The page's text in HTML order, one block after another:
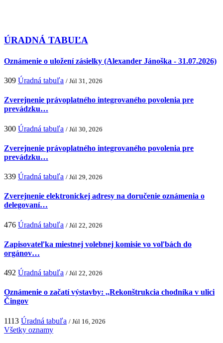
ÚRADNÁ TABUĽA
Oznámenie o uložení zásielky (Alexander Jánoška - 31.07.2026)
309 Úradná tabuľa / Júl 31, 2026
Zverejnenie právoplatného integrovaného povolenia pre
prevádzku…
300 Úradná tabuľa / Júl 30, 2026
Zverejnenie právoplatného integrovaného povolenia pre
prevádzku…
339 Úradná tabuľa / Júl 29, 2026
Zverejnenie elektronickej adresy na doručenie oznámenia o
delegovaní…
476 Úradná tabuľa / Júl 22, 2026
Zapisovateľka miestnej volebnej komisie vo voľbách do
orgánov…
492 Úradná tabuľa / Júl 22, 2026
Oznámenie o začatí výstavby: ,,Rekonštrukcia chodníka v ulici
Čingov
1113 Úradná tabuľa / Júl 16, 2026
Všetky oznamy